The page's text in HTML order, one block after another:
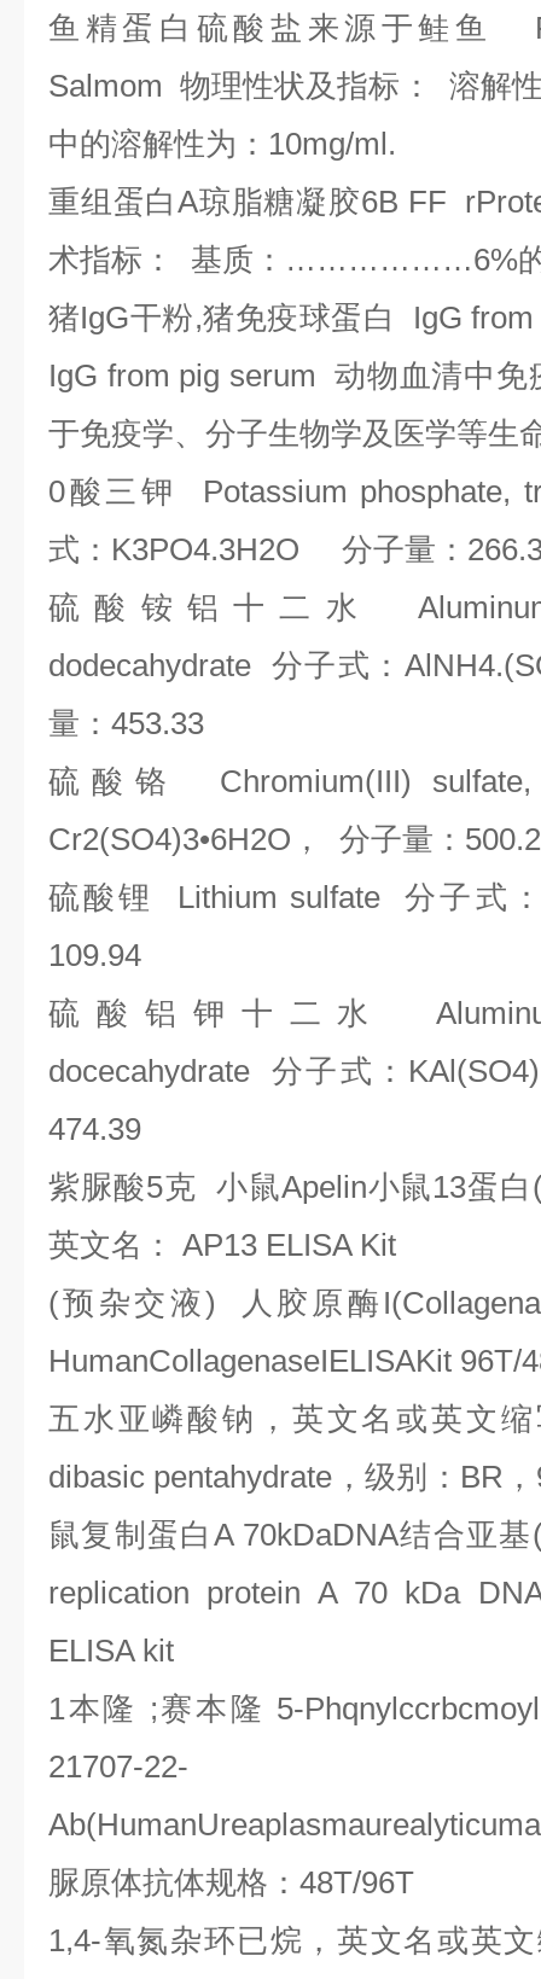
鱼精蛋白硫酸盐来源于鲑鱼
Salmom物理性状及指标：
溶解
中的溶解性为： 10mg/ml.
重组蛋白A琼脂糖凝胶6B FF
术指标：
基质：………………6%
猪IgG干粉,猪免疫球蛋白
IgG
IgG from pig serum动物血清中免
于免疫学、分子生物学及医学等生
0酸三钾
Potassium phosphate,
式： K3PO4.3H2O 分子量：
硫酸铵铝十二水
dodecahydrate 分子式：
量： 453.33
硫酸铬
Chromium(III)
Cr2(SO4)3•6H2O ， 分子量：
硫酸锂
Lithium sulfate分子式
109.94
硫酸铝钾十二水
docecahydrate分子式：
474.39
紫脲酸5克 小鼠Apelin小鼠13蛋白
英文名： AP13 ELISA Kit
(预杂交液) 人胶原酶
HumanCollagenaseIELISAKit 96T/
五水亚嶙酸钠，英文名或英文
dibasic pentahydrate ，级别： BR ，
鼠复制蛋白 A 70kDaDNA结合亚基
replication protein A 70 kDa
ELISA kit
1本隆 ;赛本隆 5-
21707-22-
脲原体抗体规格： 48T/96T
1,4-氧氮杂环已烷，英文名或英